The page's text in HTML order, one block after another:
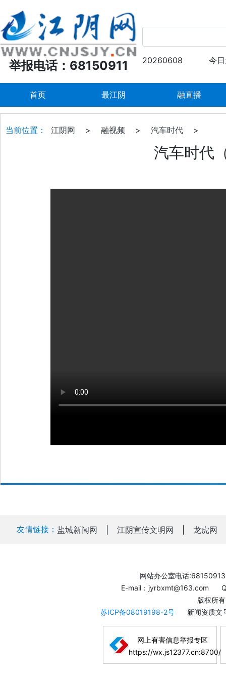
举报电话：68150911 20260608 今
首页 最江阴 融直播
当前位置： 江阴网 > 融视频 > 汽车时代 >
汽车时代
友情链接： 盐城新闻网 江阴宣传文明网 龙虎网
网站办公室电话:68150913
E-mail：jyrbxmt@163.com
版权所
苏ICP备08019198-2号
新闻资质
网上有害信息举报专区
https://wx.js12377.cn:8700/